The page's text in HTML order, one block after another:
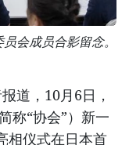
会成员合影留念。
道，10月6日，
称“协会”）新一
相仪式在日本首